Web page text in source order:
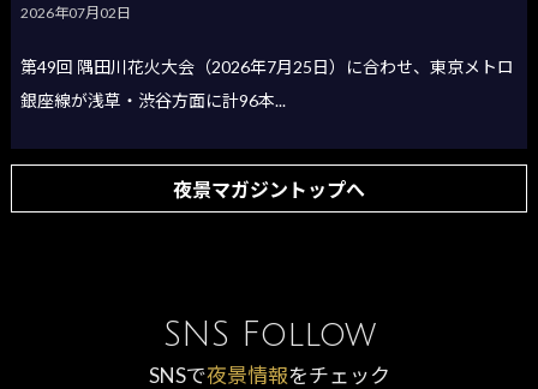
2026年07月02日
第49回 隅田川花火大会（2026年7月25日）に合わせ、東京メトロ
銀座線が浅草・渋谷方面に計96本...
夜景マガジントップへ
SNS Follow
SNSで夜景情報をチェック